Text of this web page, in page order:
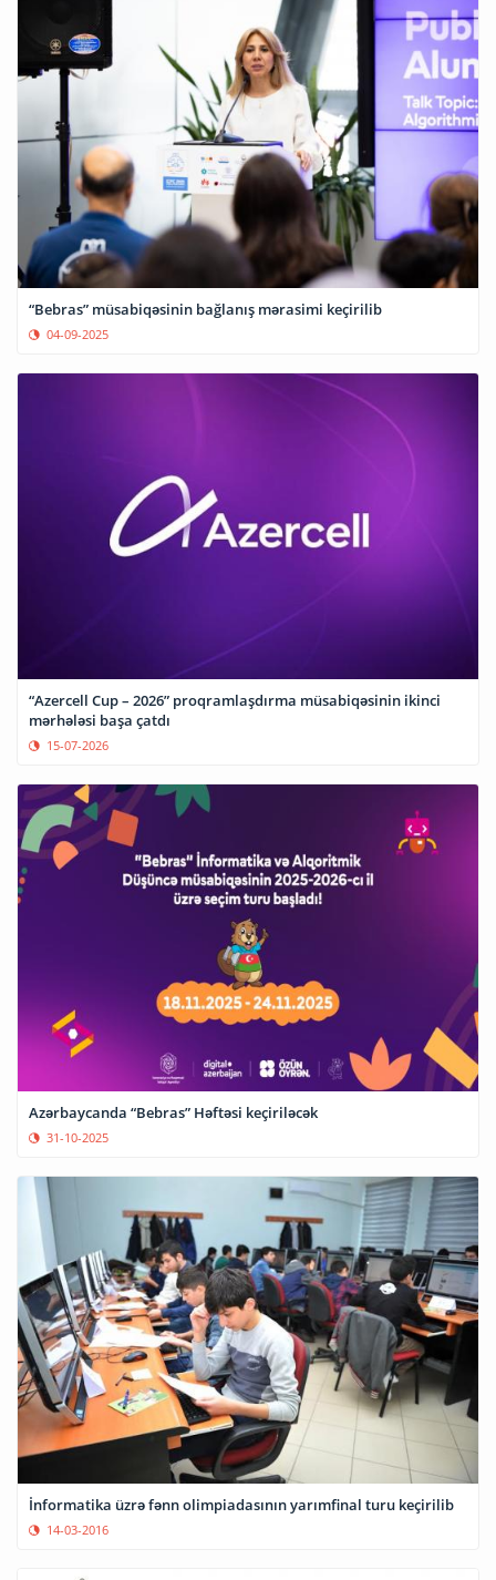
“Bebras” müsabiqəsinin bağlanış mərasimi keçirilib
04-09-2025
“Azercell Cup – 2026” proqramlaşdırma müsabiqəsinin ikinci
mərhələsi başa çatdı
15-07-2026
Azərbaycanda “Bebras” Həftəsi keçiriləcək
31-10-2025
İnformatika üzrə fənn olimpiadasının yarımfinal turu keçirilib
14-03-2016